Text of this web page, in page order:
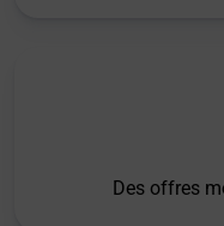
Des offres